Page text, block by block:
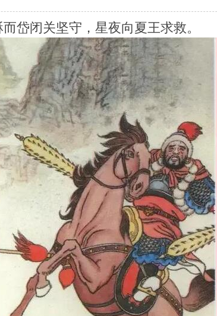
岱闭关坚守，星夜向夏王求救。